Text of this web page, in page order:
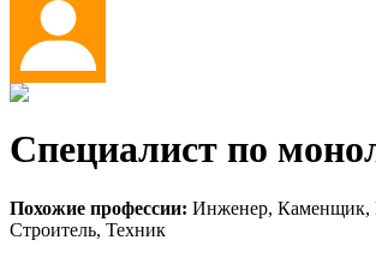
Специалист по
Похожие профессии: Инженер, Каменщик,
Строитель, Техник